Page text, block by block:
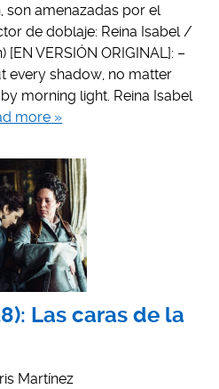
amenazadas por el
de doblaje: Reina Isabel /
VERSIÓN ORIGINAL]: –
every shadow, no matter
morning light. Reina Isabel
more »
Las caras de la
Martínez